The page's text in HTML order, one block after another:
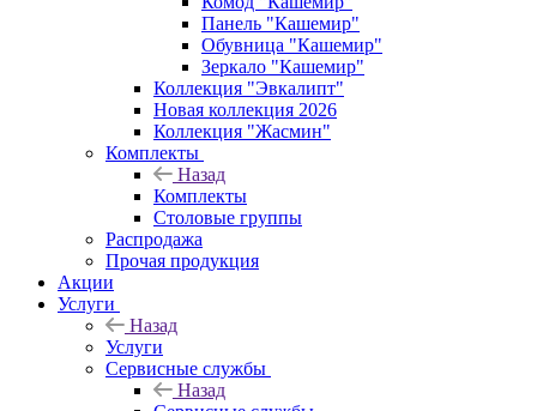
Панель "Кашемир"
Обувница "Кашемир"
Зеркало "Кашемир"
Коллекция "Эвкалипт"
Новая коллекция 2026
Коллекция "Жасмин"
Комплекты
Назад
Комплекты
Столовые группы
Распродажа
Прочая продукция
Акции
Услуги
Назад
Услуги
Сервисные службы
Назад